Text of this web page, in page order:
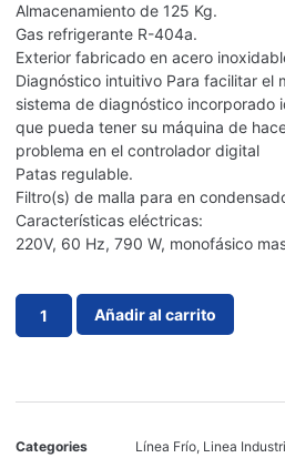
Almacenamiento de 125 Kg.
Gas refrigerante R-404a.
Exterior fabricado en acero
Diagnóstico intuitivo Para facilitar el
sistema de diagnóstico incorporado
que pueda tener su máquina de
problema en el controlador digital
Patas regulable.
Filtro(s) de malla para en
Características eléctricas:
220V, 60 Hz, 790 W, monofásico
Añadir al carrito
Categories Línea Frío, Linea